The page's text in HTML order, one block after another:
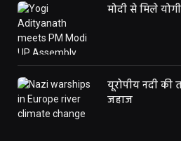
मोदी से मिले
यूरोपीय नदी
जहाज